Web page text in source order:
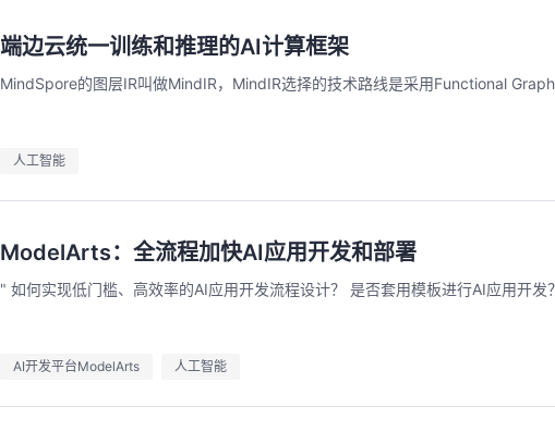
端边云统一训练和推理的AI计算框架
MindSpore的图层IR叫做MindIR，MindIR选择的技术路线是采用Functional
人工智能
ModelArts：全流程加快AI应用开发和部署
" 如何实现低门槛、高效率的AI应用开发流程设计？ 是否套用模板进行AI应用开发
AI开发平台ModelArts 人工智能
程。从零构建并交付一个完整项目，让您体验
从代码提交到服务上线的“极速”之旅。